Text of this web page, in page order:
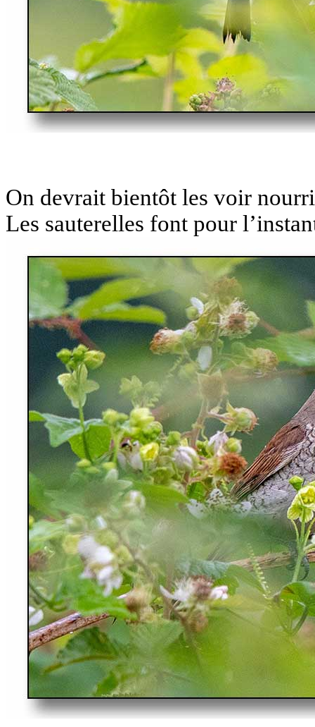
On devrait bientôt les voir
Les sauterelles font pour